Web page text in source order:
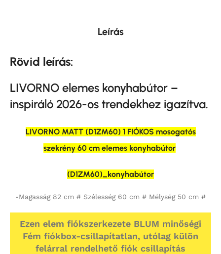
Leírás
Rövid leírás:
LIVORNO elemes konyhabútor –
inspiráló 2026-os trendekhez igazítva.
LIVORNO MATT (D1ZM60) 1 FIÓKOS mosogatós
szekrény 60 cm elemes konyhabútor
(D1ZM60)_konyhabútor
-Magasság 82 cm # Szélesség 60 cm # Mélység 50 cm #
Ezen elem fiókszerkezete BLUM minőségi
Fém fiókbox-csillapítatlan, utólag külön
felárral rendelhető fiók csillapítás